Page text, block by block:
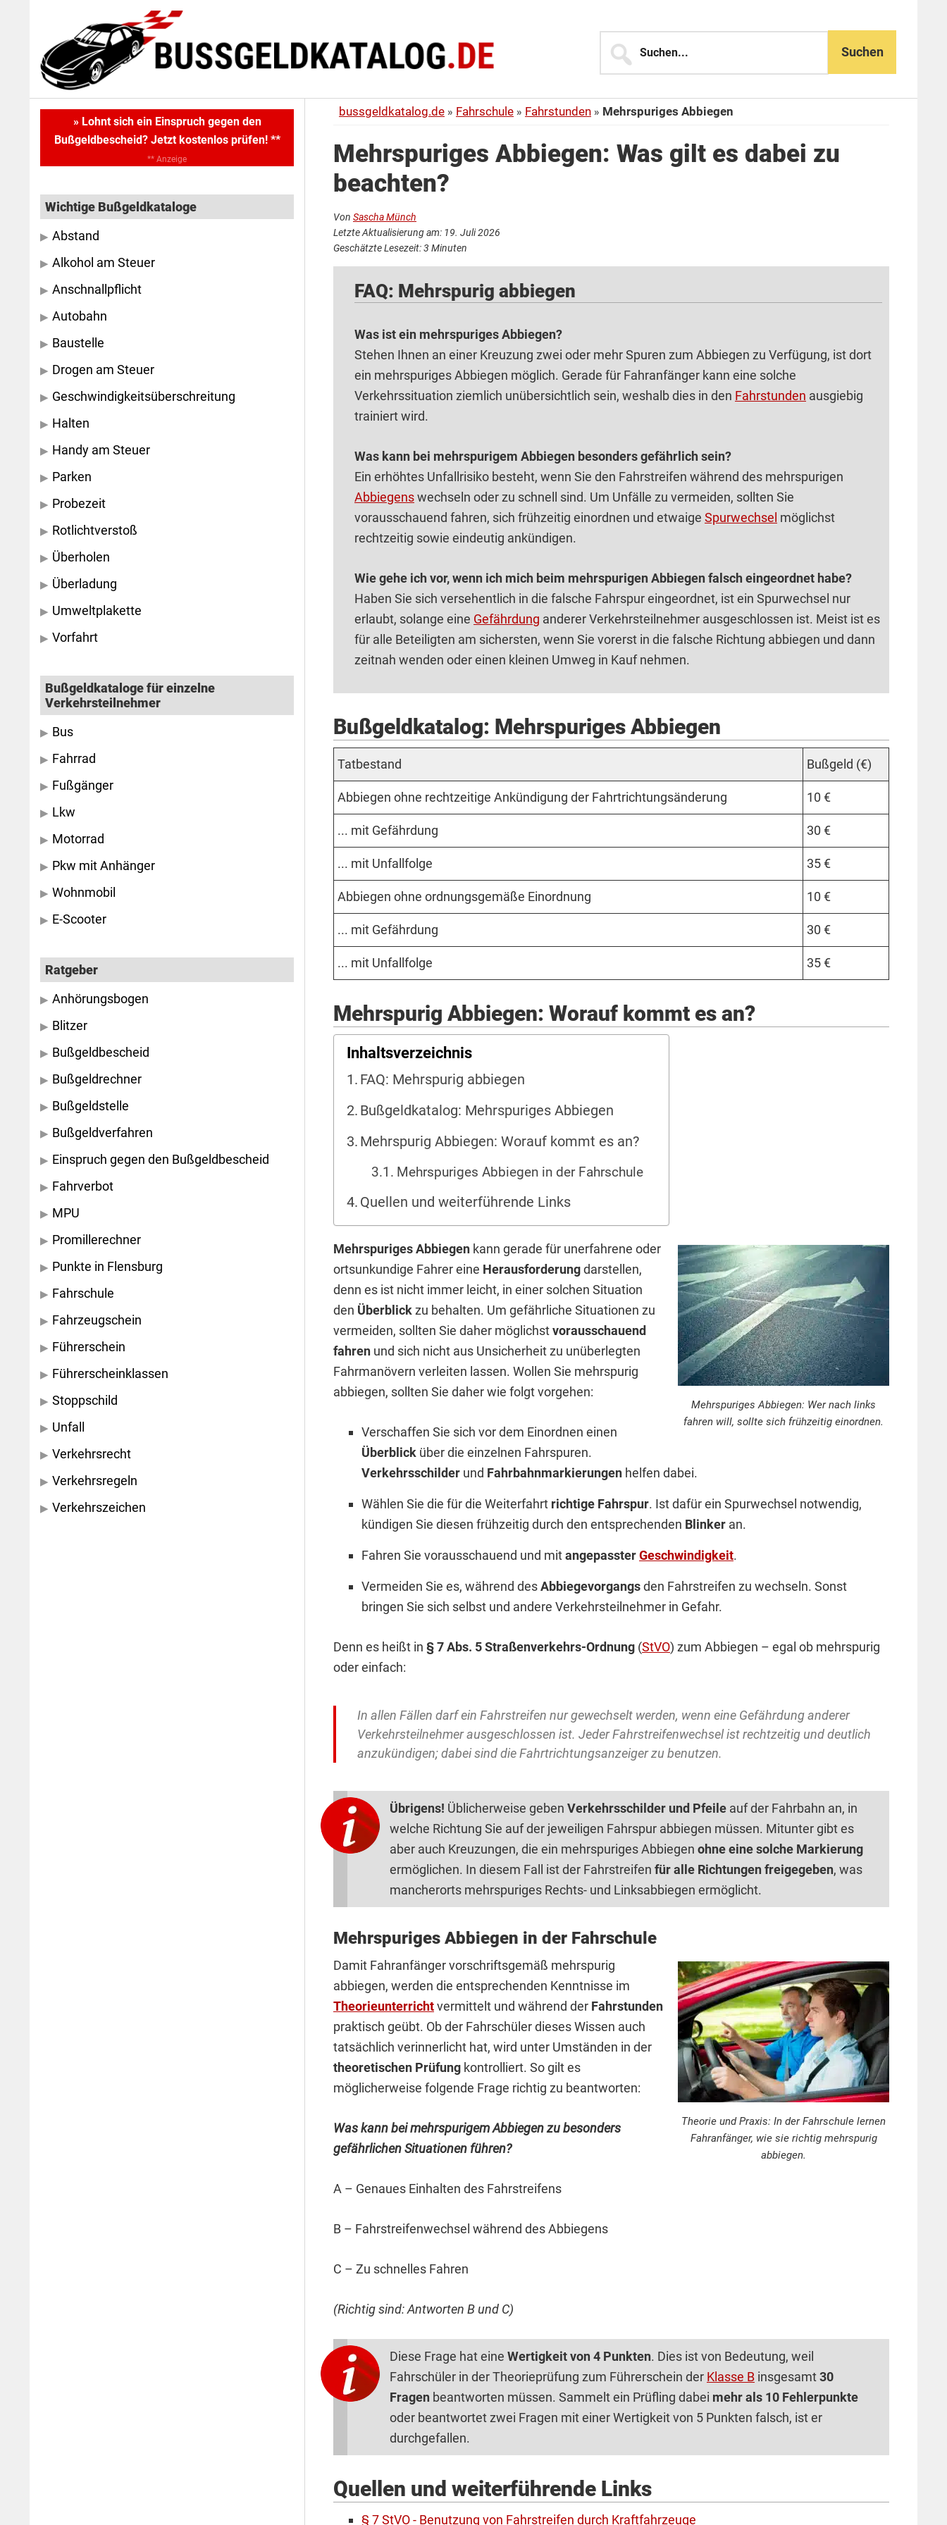
content
sidebar
bussgeldkatalog.de Fahrschule Fahrstunden Mehrspuriges Abbiegen
Mehrspuriges Abbiegen: Was gilt es dabei zu
beachten?
Von Sascha Münch
Letzte Aktualisierung am: 19. Juli 2026
Geschätzte Lesezeit:3 Minuten
FAQ: Mehrspurig abbiegen
Was ist ein mehrspuriges Abbiegen?
Stehen Ihnen an einer Kreuzung zwei oder mehr Spuren zum Abbiegen zu Verfügung, ist dort
ein mehrspuriges Abbiegen möglich. Gerade für Fahranfänger kann eine solche
Verkehrssituation ziemlich unübersichtlich sein, weshalb dies in den Fahrstunden ausgiebig
trainiert wird.
Was kann bei mehrspurigem Abbiegen besonders gefährlich sein?
Ein erhöhtes Unfallrisiko besteht, wenn Sie den Fahrstreifen während des mehrspurigen
Abbiegenswechseln oder zu schnell sind. Um Unfälle zu vermeiden, sollten Sie
vorausschauend fahren, sich frühzeitig einordnen und etwaige Spurwechsel möglichst
rechtzeitig sowie eindeutig ankündigen.
Wie gehe ich vor, wenn ich mich beim mehrspurigen Abbiegen falsch eingeordnet habe?
Haben Sie sich versehentlich in die falsche Fahrspur eingeordnet, ist ein Spurwechsel nur
erlaubt, solange eine Gefährdung anderer Verkehrsteilnehmer ausgeschlossen ist. Meist ist es
für alle Beteiligten am sichersten, wenn Sie vorerst in die falsche Richtung abbiegen und dann
zeitnah wenden oder einen kleinen Umweg in Kauf nehmen.
Bußgeldkatalog: Mehrspuriges Abbiegen
Tat­be­­stand Buß­geld (€)
Ab­bie­gen ohne recht­zei­tige An­kün­di­gung der Fahrt­rich­tungs­än­de­rung 10 €
... mit Ge­fähr­dung 30 €
... mit Un­fall­fol­ge 35 €
Ab­bie­gen ohne ord­nungs­ge­mäße Ein­ord­nung 10 €
... mit Ge­fähr­dung 30 €
... mit Un­fall­fol­ge 35 €
Mehrspurig Abbiegen: Worauf kommt es an?
Inhaltsverzeichnis
FAQ: Mehrspurig abbiegen
Bußgeldkatalog: Mehrspuriges Abbiegen
Mehrspurig Abbiegen: Worauf kommt es an?
Mehrspuriges Abbiegen in der Fahrschule
Quellen und weiterführende Links
Mehrspuriges Abbiegen: Wer nach links
fahren will, sollte sich frühzeitig einordnen.
Mehrspuriges Abbiegen kann gerade für unerfahrene oder
ortsunkundige Fahrer eine Herausforderungdarstellen,
denn es ist nicht immer leicht, in einer solchen Situation
den Überblickzu behalten. Um gefährliche Situationen zu
vermeiden, sollten Sie daher möglichstvorausschauend
fahren und sich nicht aus Unsicherheit zu unüberlegten
Fahrmanövern verleiten lassen. Wollen Sie mehrspurig
abbiegen, sollten Sie daher wie folgt vorgehen:
Verschaffen Sie sich vor dem Einordnen einen
Überblick über die einzelnen Fahrspuren.
Verkehrsschilder und Fahrbahnmarkierungen helfen dabei.
Wählen Sie die für die Weiterfahrt richtige Fahrspur. Ist dafür ein Spurwechsel notwendig,
kündigen Sie diesen frühzeitig durch den entsprechenden Blinker an.
Fahren Sie vorausschauend und mitangepassterGeschwindigkeit.
Vermeiden Sie es, während desAbbiegevorgangsden Fahrstreifen zu wechseln. Sonst
bringen Sie sich selbst und andere Verkehrsteilnehmer in Gefahr.
Denn es heißt in § 7 Abs. 5 Straßenverkehrs-Ordnung (StVO) zum Abbiegen – egal ob mehrspurig
oder einfach:
In allen Fällen darf ein Fahrstreifen nur gewechselt werden, wenn eine Gefährdung anderer
Verkehrsteilnehmer ausgeschlossen ist. Jeder Fahrstreifenwechsel ist rechtzeitig und deutlich
anzukündigen; dabei sind die Fahrtrichtungsanzeiger zu benutzen.
Übrigens! Üblicherweise geben Verkehrsschilder und Pfeile auf der Fahrbahn an, in
welche Richtung Sie auf der jeweiligen Fahrspur abbiegen müssen. Mitunter gibt es
aber auch Kreuzungen, die ein mehrspuriges Abbiegen ohne eine solche Markierung
ermöglichen. In diesem Fall ist der Fahrstreifen für alle Richtungen freigegeben, was
mancherorts mehrspuriges Rechts- und Linksabbiegen ermöglicht.
Mehrspuriges Abbiegen in der Fahrschule
Theorie und Praxis: In der Fahrschule lernen
Fahranfänger, wie sie richtig mehrspurig
abbiegen.
Damit Fahranfänger vorschriftsgemäß mehrspurig
abbiegen, werden die entsprechenden Kenntnisse im
Theorieunterrichtvermittelt und während der Fahrstunden
praktisch geübt. Ob der Fahrschüler dieses Wissen auch
tatsächlich verinnerlicht hat, wird unter Umständen in der
theoretischen Prüfung kontrolliert. So gilt es
möglicherweise folgende Frage richtig zu beantworten:
Was kann bei mehrspurigem Abbiegen zu besonders
gefährlichen Situationen führen?
A – Genaues Einhalten des Fahrstreifens
B – Fahrstreifenwechsel während des Abbiegens
C – Zu schnelles Fahren
(Richtig sind: Antworten B und C)
Diese Frage hat eine Wertigkeit von 4 Punkten. Dies ist von Bedeutung, weil
Fahrschüler in der Theorieprüfung zum Führerschein der Klasse B insgesamt30
Fragen beantworten müssen. Sammelt ein Prüfling dabei mehr als 10 Fehlerpunkte
oder beantwortet zwei Fragen mit einer Wertigkeit von 5 Punkten falsch, ist er
durchgefallen.
Quellen und weiterführende Links
§ 7 StVO - Benutzung von Fahrstreifen durch Kraftfahrzeuge
Primary
Sidebar
» Lohnt sich ein Einspruch gegen den
Bußgeldbescheid? Jetzt kostenlos prüfen! **
** Anzeige
Wichtige Bußgeldkataloge
Abstand
Alkohol am Steuer
Anschnallpflicht
Autobahn
Baustelle
Drogen am Steuer
Geschwindigkeitsüberschreitung
Halten
Handy am Steuer
Parken
Probezeit
Rotlichtverstoß
Überholen
Überladung
Umweltplakette
Vorfahrt
Bußgeldkataloge für einzelne
Verkehrsteilnehmer
Bus
Fahrrad
Fußgänger
Lkw
Motorrad
Pkw mit Anhänger
Wohnmobil
E-Scooter
Ratgeber
Anhörungsbogen
Blitzer
Bußgeldbescheid
Bußgeldrechner
Bußgeldstelle
Bußgeldverfahren
Einspruch gegen den Bußgeldbescheid
Fahrverbot
MPU
Promillerechner
Punkte in Flensburg
Fahrschule
Fahrzeugschein
Führerschein
Führerscheinklassen
Stoppschild
Unfall
Verkehrsrecht
Verkehrsregeln
Verkehrszeichen